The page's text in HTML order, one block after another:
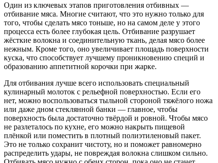
Один из ключевых этапов приготовления отбивных —
отбивание мяса. Многие считают, что это нужно только для
того, чтобы сделать мясо тоньше, но на самом деле у этого
процесса есть более глубокая цель. Отбивание разрушает
жёсткие волокна и соединительную ткань, делая мясо более
нежным. Кроме того, оно увеличивает площадь поверхности
куска, что способствует лучшему проникновению специй и
образованию аппетитной корочки при жарке.
Для отбивания лучше всего использовать специальный
кулинарный молоток с рельефной поверхностью. Если его
нет, можно воспользоваться тыльной стороной тяжёлого ножа
или даже дном стеклянной банки — главное, чтобы
поверхность была достаточно твёрдой и ровной. Чтобы мясо
не разлеталось по кухне, его можно накрыть пищевой
плёнкой или поместить в плотный полиэтиленовый пакет.
Это не только сохранит чистоту, но и поможет равномерно
распределить удары, не повреждая волокна слишком сильно.